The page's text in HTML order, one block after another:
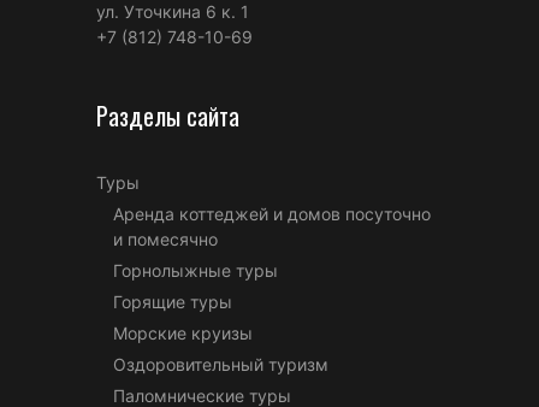
ул. Уточкина 6 к. 1
+7 (812) 748-10-69
Разделы сайта
Туры
Аренда коттеджей и домов посуточно
и помесячно
Горнолыжные туры
Горящие туры
Морские круизы
Оздоровительный туризм
Паломнические туры